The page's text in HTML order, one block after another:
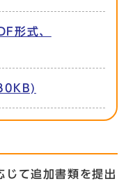
形式、
じて追加書類を提出